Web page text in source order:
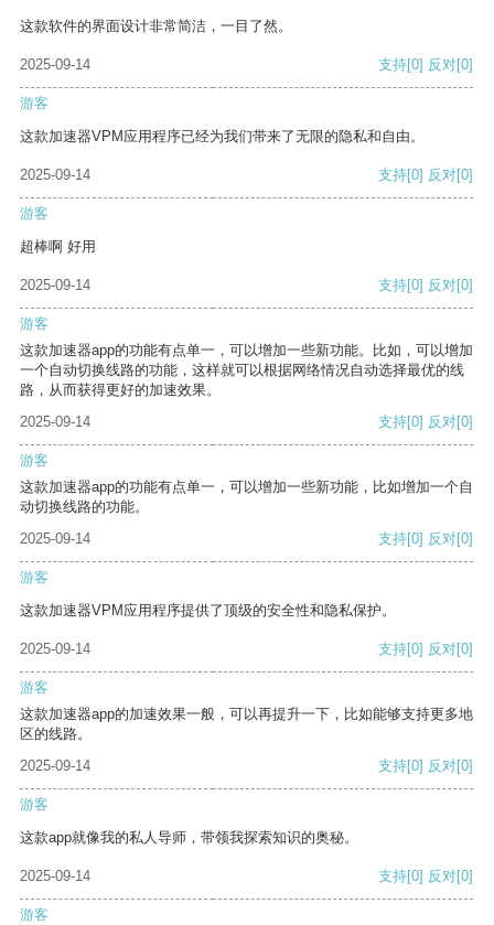
这款软件的界面设计非常简洁，一目了然。
2025-09-14 支持[0] 反对[0]
游客
这款加速器VPM应用程序已经为我们带来了无限的隐私和自由。
2025-09-14 支持[0] 反对[0]
游客
超棒啊 好用
2025-09-14 支持[0] 反对[0]
游客
这款加速器app的功能有点单一，可以增加一些新功能。比如，可以增加
一个自动切换线路的功能，这样就可以根据网络情况自动选择最优的线
路，从而获得更好的加速效果。
2025-09-14
支持[0] 反对[0]
游客
这款加速器app的功能有点单一，可以增加一些新功能，比如增加一个自
动切换线路的功能。
2025-09-14
支持[0] 反对[0]
游客
这款加速器VPM应用程序提供了顶级的安全性和隐私保护。
2025-09-14 支持[0] 反对[0]
游客
这款加速器app的加速效果一般，可以再提升一下，比如能够支持更多地
区的线路。
2025-09-14
支持[0] 反对[0]
游客
这款app就像我的私人导师，带领我探索知识的奥秘。
2025-09-14 支持[0] 反对[0]
游客